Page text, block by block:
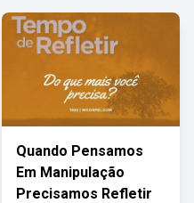
Quando Pensamos
Em Manipulação
Precisamos Refletir